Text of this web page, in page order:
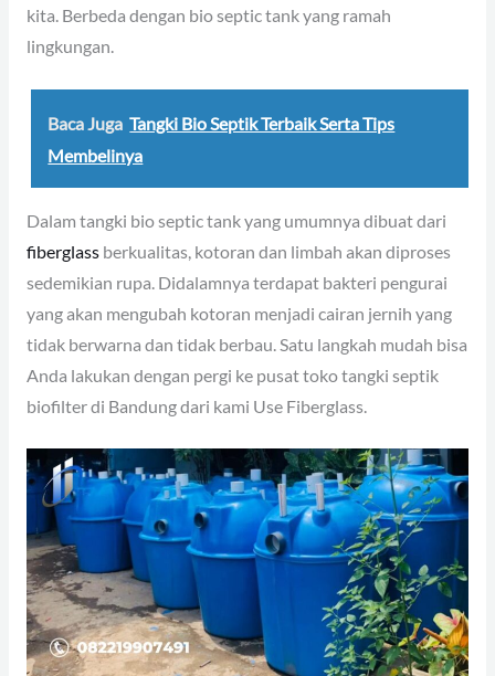
kita. Berbeda dengan bio septic tank yang ramah
lingkungan.
Baca Juga Tangki Bio Septik Terbaik Serta Tips
Membelinya
Dalam tangki bio septic tank yang umumnya dibuat dari
fiberglassberkualitas, kotoran dan limbah akan diproses
sedemikian rupa. Didalamnya terdapat bakteri pengurai
yang akan mengubah kotoran menjadi cairan jernih yang
tidak berwarna dan tidak berbau. Satu langkah mudah bisa
Anda lakukan dengan pergi ke pusat toko tangki septik
biofilter di Bandung dari kami Use Fiberglass.